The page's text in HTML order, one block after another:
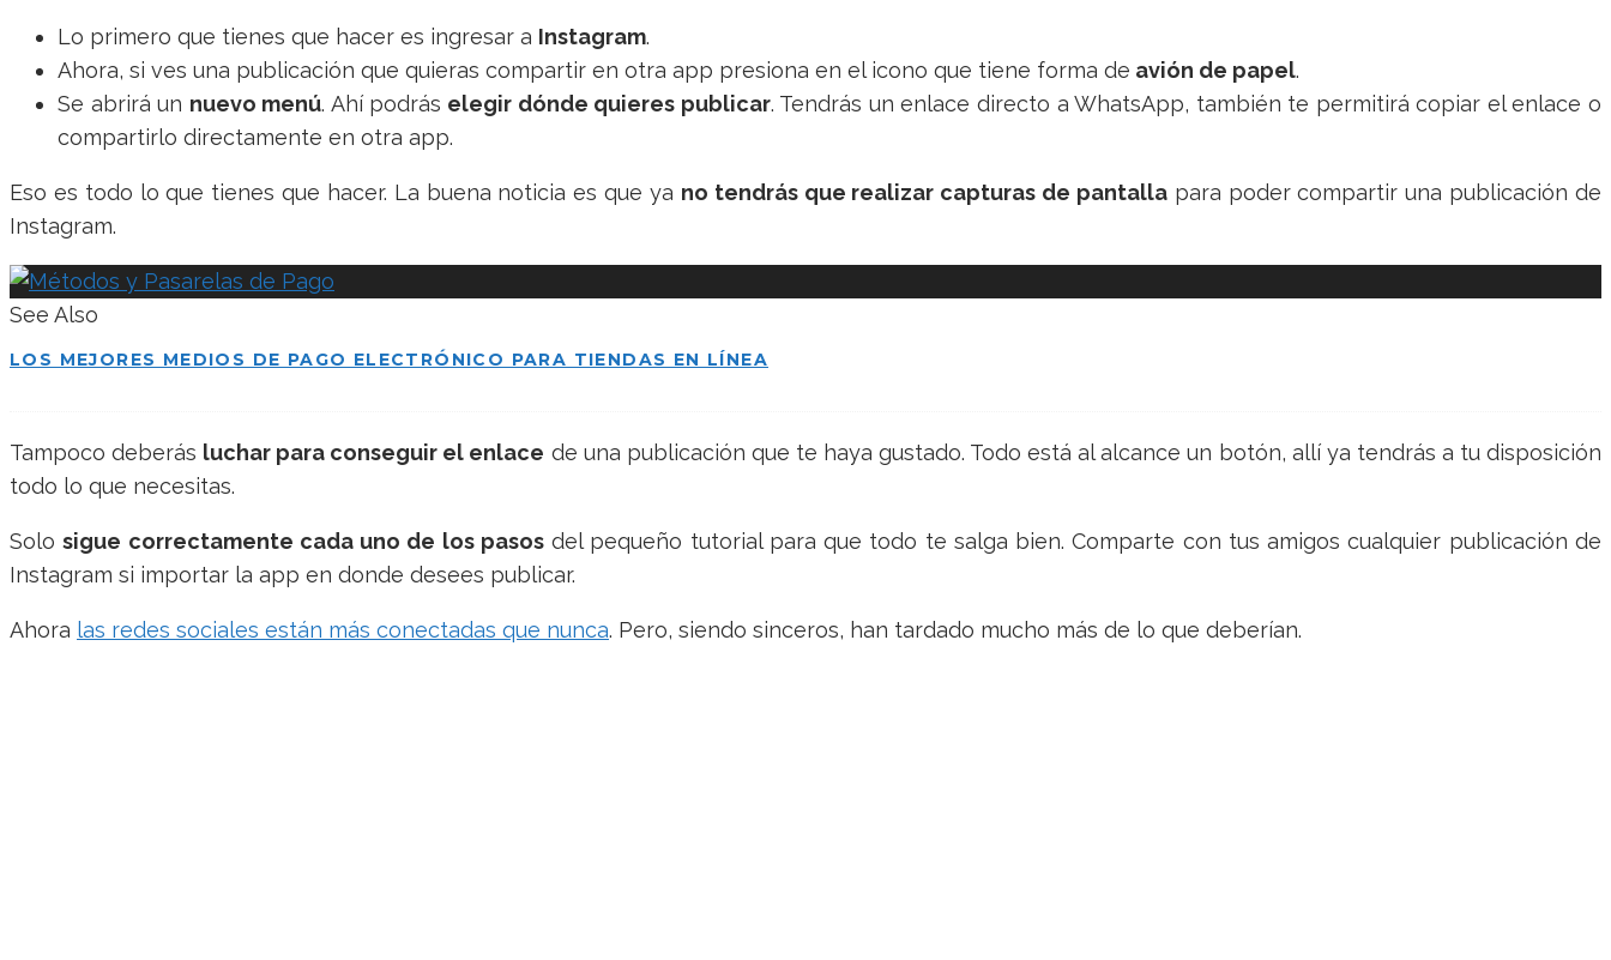
Lo primero que tienes que hacer es ingresar a Instagram.
Ahora, si ves una publicación que quieras compartir en otra app presiona en el icono que tiene forma de avión de papel.
Se abrirá un nuevo menú. Ahí podrás elegir dónde quieres publicar. Tendrás un enlace directo a WhatsApp, también te permitirá copiar el enlace o
compartirlo directamente en otra app.
Eso es todo lo que tienes que hacer. La buena noticia es que ya no tendrás que realizar capturas de pantallapara poder compartir una publicación de
Instagram.
See Also
LOS MEJORES MEDIOS DE PAGO ELECTRÓNICO PARA TIENDAS EN LÍNEA
Tampoco deberás luchar para conseguir el enlace de una publicación que te haya gustado. Todo está al alcance un botón, allí ya tendrás a tu disposición
todo lo que necesitas.
Solosigue correctamente cada uno de los pasosdel pequeño tutorial para que todo te salga bien. Comparte con tus amigos cualquier publicación de
Instagram si importar la app en donde desees publicar.
Ahora las redes sociales están más conectadas que nunca. Pero, siendo sinceros, han tardado mucho más de lo que deberían.